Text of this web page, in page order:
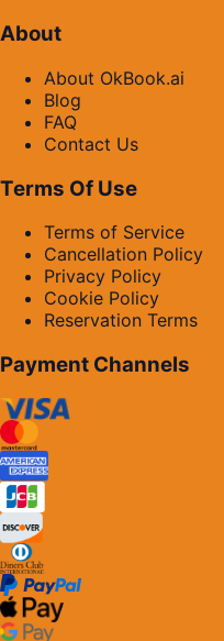
About
About OkBook.ai
Blog
FAQ
Contact Us
Terms Of Use
Terms of Service
Cancellation Policy
Privacy Policy
Cookie Policy
Reservation Terms
Payment Channels